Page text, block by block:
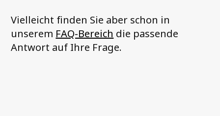
Vielleicht finden Sie aber schon in
unserem FAQ-Bereich die passende
Antwort auf Ihre Frage.